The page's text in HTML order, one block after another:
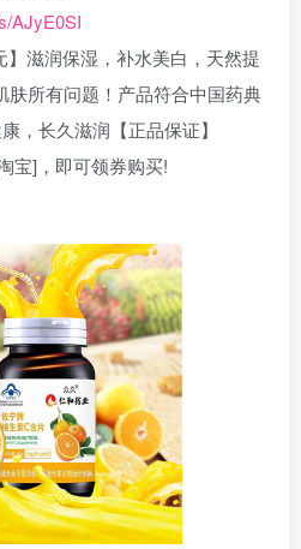
AJyE0SI
】滋润保湿，补水美白，天然提
肤所有问题！产品符合中国药典
，长久滋润【正品保证】
宝]，即可领券购买!